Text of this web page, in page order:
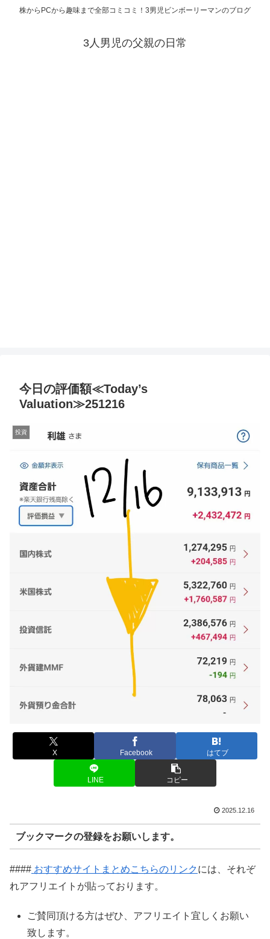
株からPCから趣味まで全部コミコミ！3男児ビンボーリーマンのブログ
3人男児の父親の日常
今日の評価額≪Today’s
Valuation≫251216
投資
X Facebook はてブ
LINE コピー
2025.12.16
ブックマークの登録をお願いします。
#### おすすめサイトまとめこちらのリンクには、それぞ
れアフリエイトが貼っております。
ご賛同頂ける方はぜひ、アフリエイト宜しくお願い
致します。